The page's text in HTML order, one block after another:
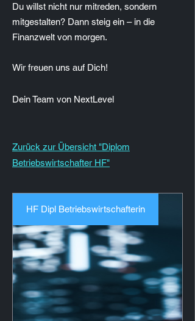
Du willst nicht nur mitreden, sondern
mitgestalten? Dann steig ein – in die
Finanzwelt von morgen.
Wir freuen uns auf Dich!
Dein Team von NextLevel
Zurück zur Übersicht "Diplom
Betriebswirtschafter HF"
HF Dipl Betriebswirtschafterin